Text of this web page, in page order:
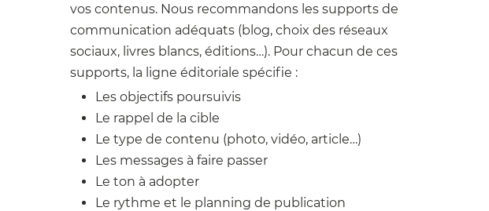
vos contenus. Nous recommandons les supports de
communication adéquats (blog, choix des réseaux
sociaux, livres blancs, éditions…). Pour chacun de ces
supports, la ligne éditoriale spécifie :
Les objectifs poursuivis
Le rappel de la cible
Le type de contenu (photo, vidéo, article…)
Les messages à faire passer
Le ton à adopter
Le rythme et le planning de publication